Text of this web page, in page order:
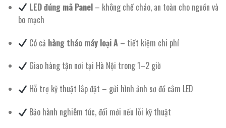
LED đúng mã Panel – không chế cháo, an toàn cho nguồn và
bo mạch
Có cả hàng tháo máy loại A – tiết kiệm chi phí
Giao hàng tận nơi tại Hà Nội trong 1–2 giờ
Hỗ trợ kỹ thuật lắp đặt – gửi hình ảnh sơ đồ cắm LED
Bảo hành nghiêm túc, đổi mới nếu lỗi kỹ thuật